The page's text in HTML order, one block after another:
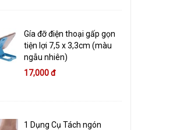
Gía đỡ điện thoại gấp gọn
tiện lợi 7,5 x 3,3cm (màu
ngẫu nhiên)
17,000 đ
1 Dụng Cụ Tách ngón